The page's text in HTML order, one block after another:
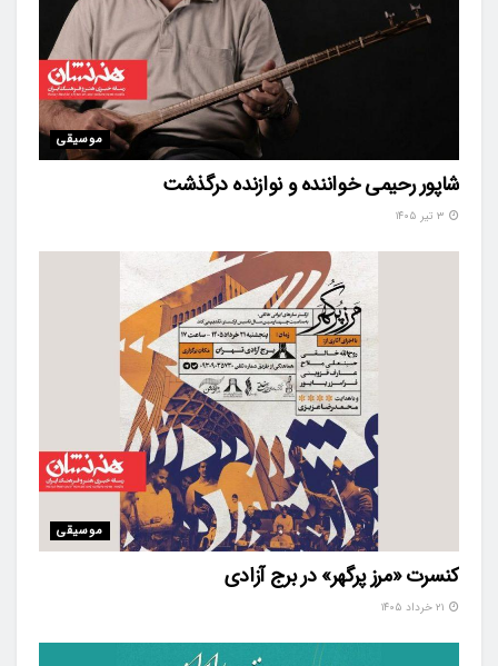
موسیقی
شاپور رحیمی خواننده و نوازنده درگذشت
موسیقی
کنسرت «مرز پرگهر» در برج آزادی